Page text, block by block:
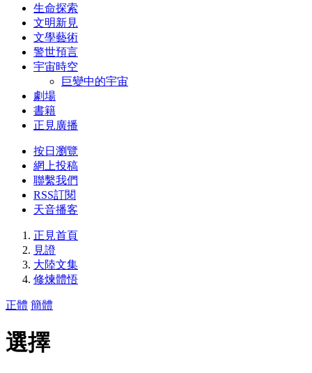
生命探索
文明新見
文學藝術
警世預言
宇宙時空
巨變中的宇宙
劇場
書籍
正見廣播
按日瀏覽
網上投稿
聯繫我們
RSS訂閱
天音播客
正見首頁
見證
大陸文集
修煉體悟
正體 簡體
選擇